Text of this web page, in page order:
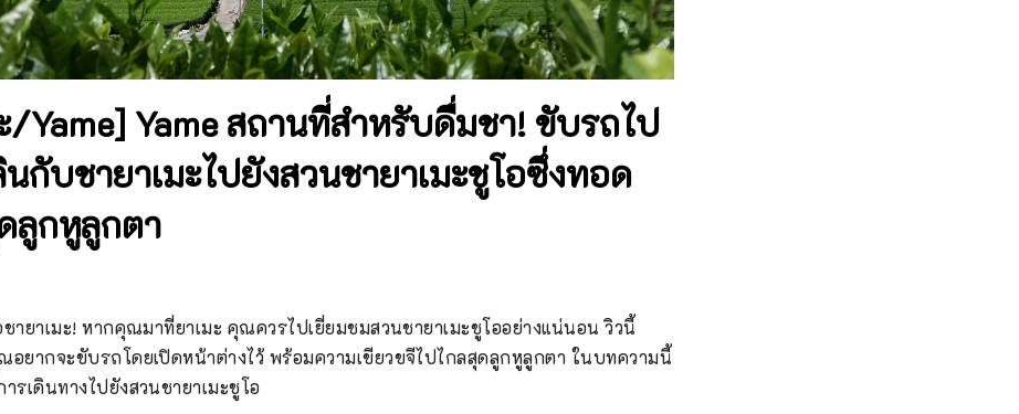
Yame] Yame สถานที่สำหรับดื่มชา! ขับรถไป
นกับชายาเมะไปยังสวนชายาเมะชูโอซึ่งทอด
ลูกหูลูกตา
ายาเมะ! หากคุณมาที่ยาเมะ คุณควรไปเยี่ยมชมสวนชายาเมะชูโออย่างแน่นอน วิวนี้
อยากจะขับรถโดยเปิดหน้าต่างไว้ พร้อมความเขียวขจีไปไกลสุดลูกหูลูกตา ในบทความนี้
ารเดินทางไปยังสวนชายาเมะชูโอ